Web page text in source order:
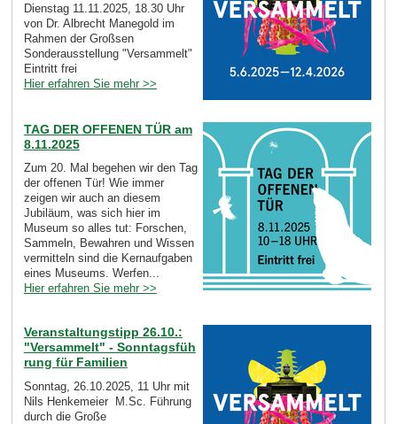
Dienstag 11.11.2025, 18.30 Uhr
von Dr. Albrecht Manegold im
Rahmen der Großsen
Sonderausstellung "Versammelt"
Eintritt frei
Hier erfahren Sie mehr >>
TAG DER OFFENEN TÜR am
8.11.2025
Zum 20. Mal begehen wir den Tag
der offenen Tür! Wie immer
zeigen wir auch an diesem
Jubiläum, was sich hier im
Museum so alles tut: Forschen,
Sammeln, Bewahren und Wissen
vermitteln sind die Kernaufgaben
eines Museums. Werfen...
Hier erfahren Sie mehr >>
Veranstaltungstipp 26.10.:
"Versammelt" - Sonntagsfüh
rung für Familien
Sonntag, 26.10.2025, 11 Uhr mit
Nils Henkemeier M.Sc. Führung
durch die Große